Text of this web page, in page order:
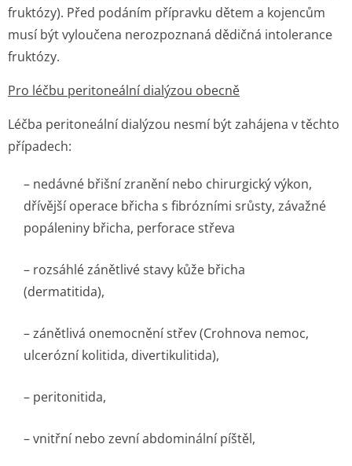
fruktózy). Před podáním přípravku dětem a kojencům
musí být vyloučena nerozpoznaná dědičná intolerance
fruktózy.
Pro léčbu peritoneální dialýzou obecně
Léčba peritoneální dialýzou nesmí být zahájena v těchto
případech:
– nedávné břišní zranění nebo chirurgický výkon,
dřívější operace břicha s fibrózními srůsty, závažné
popáleniny břicha, perforace střeva
– rozsáhlé zánětlivé stavy kůže břicha
(dermatitida),
– zánětlivá onemocnění střev (Crohnova nemoc,
ulcerózní kolitida, divertikulitida),
– peritonitida,
– vnitřní nebo zevní abdominální píštěl,